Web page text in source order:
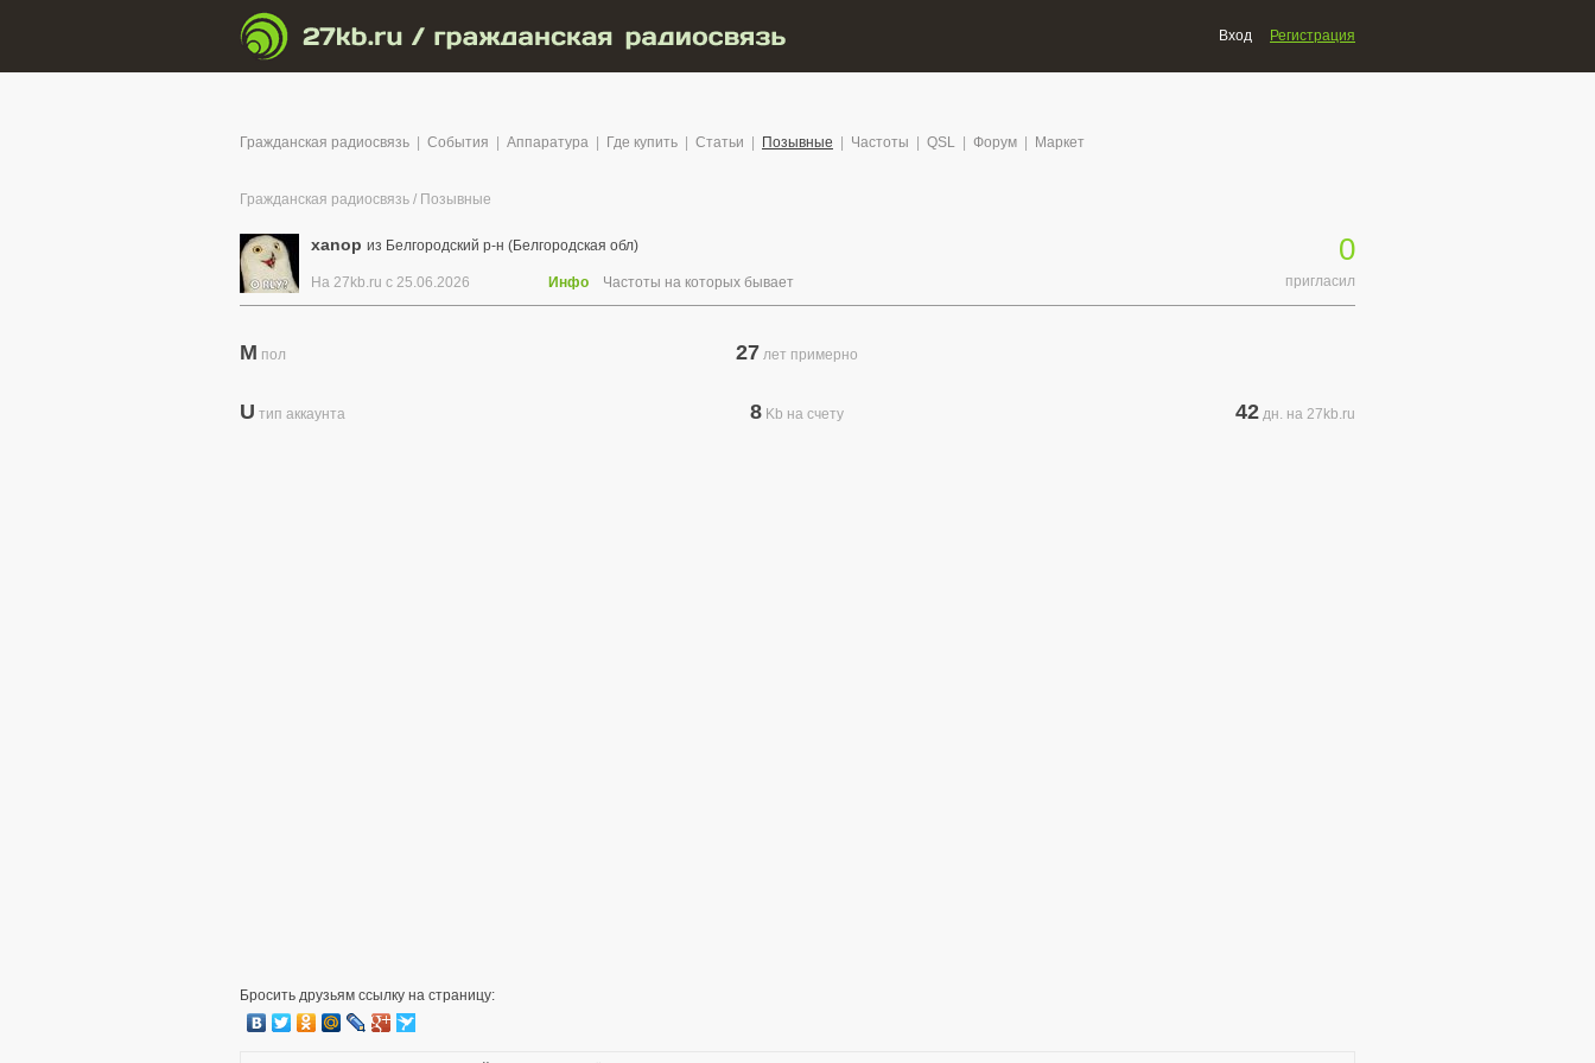
Вход Регистрация
Гражданская радиосвязь События Аппаратура Где купить Статьи Позывные Частоты QSL Форум Маркет
Гражданская радиосвязь / Позывные
xanop из Белгородский р-н (Белгородская обл)
На 27kb.ru с 25.06.2026 Инфо Частоты на которых бывает
0
пригласил
M пол 27 лет примерно
U тип аккаунта 8 Kb на счету 42 дн. на 27kb.ru
Бросить друзьям ссылку на страницу: